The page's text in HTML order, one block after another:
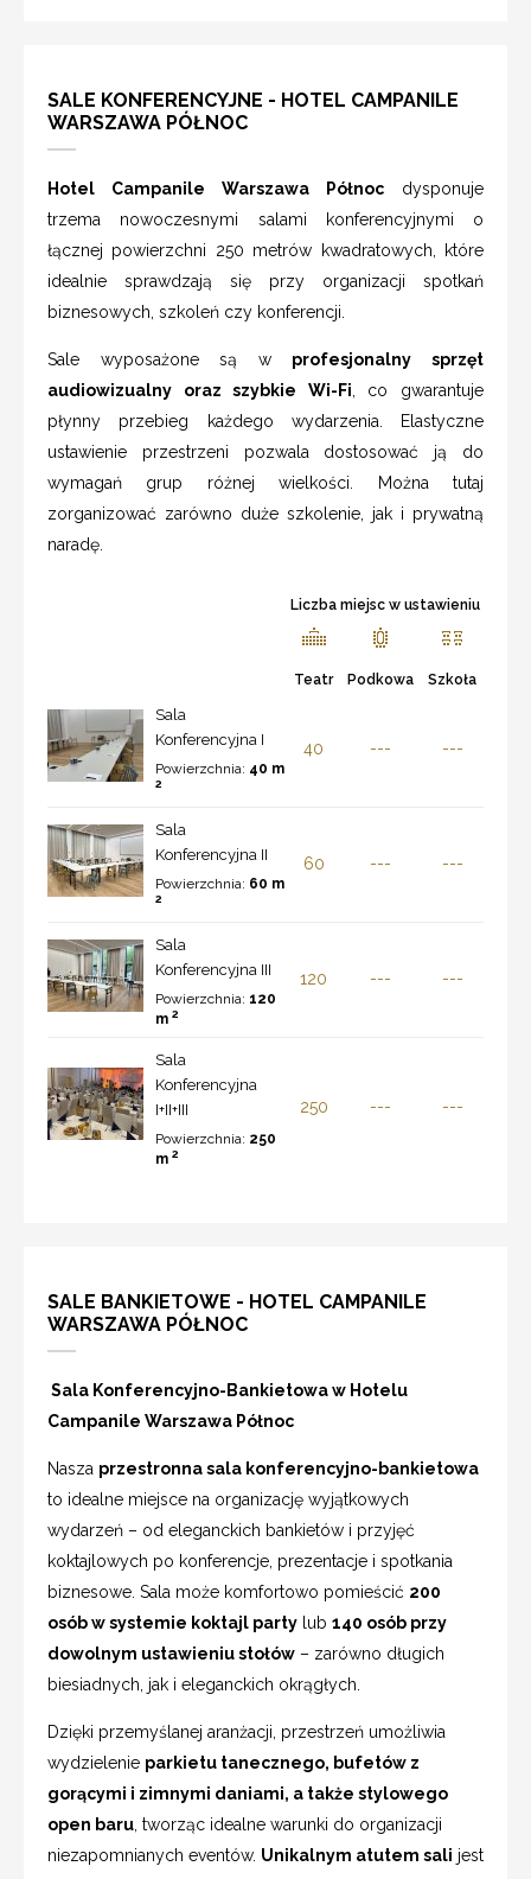
SALE KONFERENCYJNE - HOTEL CAMPANILE
WARSZAWA PÓŁNOC
Hotel Campanile Warszawa Północ dysponuje
trzema nowoczesnymi salami konferencyjnymi o
łącznej powierzchni 250 metrów kwadratowych, które
idealnie sprawdzają się przy organizacji spotkań
biznesowych, szkoleń czy konferencji.
Sale wyposażone są w profesjonalny sprzęt
audiowizualny oraz szybkie Wi-Fi , co gwarantuje
płynny przebieg każdego wydarzenia. Elastyczne
ustawienie przestrzeni pozwala dostosować ją do
wymagań grup różnej wielkości. Można tutaj
zorganizować zarówno duże szkolenie, jak i prywatną
naradę.
Liczba miejsc w ustawieniu
Teatr Podkowa Szkoła
Sala
Konferencyjna I
Powierzchnia: 40 m
2
40 --- ---
Sala
Konferencyjna II
Powierzchnia: 60 m
2
60 --- ---
Sala
Konferencyjna III
Powierzchnia: 120
m 2
120 --- ---
Sala
Konferencyjna
I+II+III
Powierzchnia: 250
m 2
250 --- ---
SALE BANKIETOWE - HOTEL CAMPANILE
WARSZAWA PÓŁNOC
Sala Konferencyjno-Bankietowa w Hotelu
Campanile Warszawa Północ
Nasza przestronna sala konferencyjno-bankietowa
to idealne miejsce na organizację wyjątkowych
wydarzeń – od eleganckich bankietów i przyjęć
koktajlowych po konferencje, prezentacje i spotkania
biznesowe. Sala może komfortowo pomieścić 200
osób w systemie koktajl party lub 140 osób przy
dowolnym ustawieniu stołów – zarówno długich
biesiadnych, jak i eleganckich okrągłych.
Dzięki przemyślanej aranżacji, przestrzeń umożliwia
wydzielenie parkietu tanecznego, bufetów z
gorącymi i zimnymi daniami, a także stylowego
open baru , tworząc idealne warunki do organizacji
niezapomnianych eventów. Unikalnym atutem sali jest